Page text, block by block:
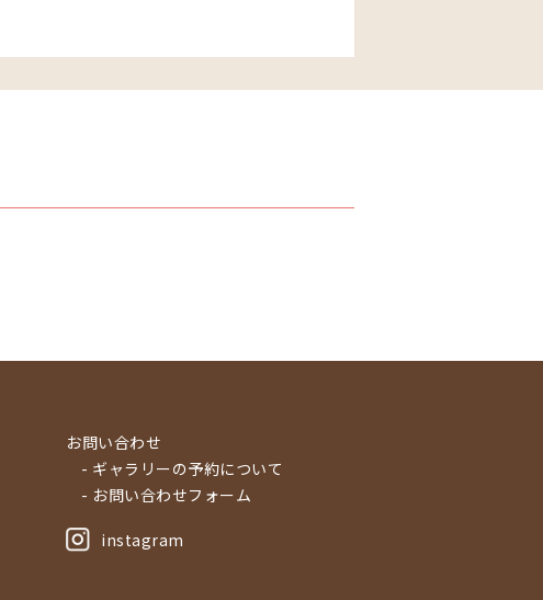
お問い合わせ
- ギャラリーの予約について
- お問い合わせフォーム
instagram